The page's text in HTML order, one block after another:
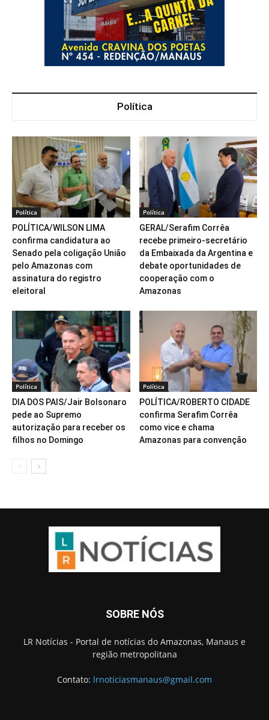
Política
Política
POLÍTICA/WILSON LIMA
confirma candidatura ao
Senado pela coligação União
pelo Amazonas com
assinatura do registro
eleitoral
Política
GERAL/Serafim Corrêa
recebe primeiro-secretário
da Embaixada da Argentina e
debate oportunidades de
cooperação com o
Amazonas
Política
DIA DOS PAIS/Jair Bolsonaro
pede ao Supremo
autorização para receber os
filhos no Domingo
Política
POLÍTICA/ROBERTO CIDADE
confirma Serafim Corrêa
como vice e chama
Amazonas para convenção
SOBRE NÓS
LR Notícias - Portal de notícias do Amazonas, Manaus e
região metropolitana
Contato: lrnoticiasmanaus@gmail.com